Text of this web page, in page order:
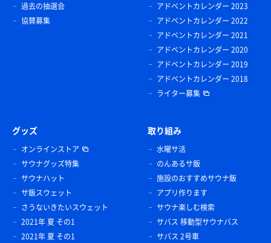
過去の抽選会
協賛募集
アドベントカレンダー 2023
アドベントカレンダー 2022
アドベントカレンダー 2021
アドベントカレンダー 2020
アドベントカレンダー 2019
アドベントカレンダー 2018
ライター募集
グッズ
オンラインストア
サウナグッズ特集
サウナハット
サ飯スウェット
さうないきたいスウェット
2021年 夏 その1
2021年 夏 その1
取り組み
水曜サ活
のんあるサ飯
施設のおすすめサウナ飯
アプリ作ります
サウナ楽しむ検索
サバス 移動型サウナバス
サバス 2号車